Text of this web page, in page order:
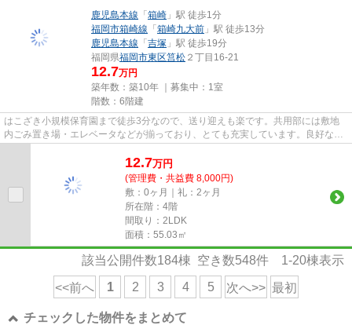
鹿児島本線 「箱崎 」駅 徒歩1分
福岡市箱崎線 「箱崎九大前 」駅 徒歩13分
鹿児島本線 「吉塚 」駅 徒歩19分
福岡県福岡市東区筥松 ２丁目16-21
12.7万円
築年数：築10年 ｜募集中： 1室
階数：6階建
はこざき小規模保育園まで徒歩3分なので、送り迎えも楽です。共用部には敷地
内ごみ置き場・エレベータなどが揃っており、とても充実しています。良好な眺
望で癒されてみませんか。こち...
12.7万円
(管理費・共益費 8,000円)
敷：0ヶ月｜礼：2ヶ月
所在階：4階
間取り：2LDK
面積：55.03㎡
該当公開件数184棟 空き数548件 1-20棟表示
<<前へ 1 2 3 4 5 次へ>> 最初
チェックした物件をまとめて